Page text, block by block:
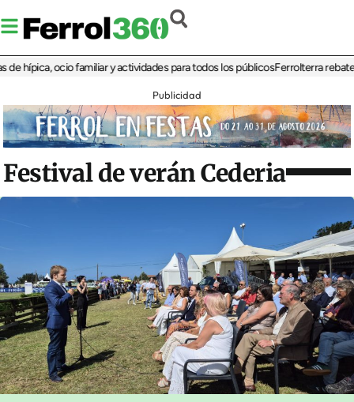
ocio familiar y actividades para todos los públicosFerrolterra rebate a
Publicidad
Festival de verán Cederia